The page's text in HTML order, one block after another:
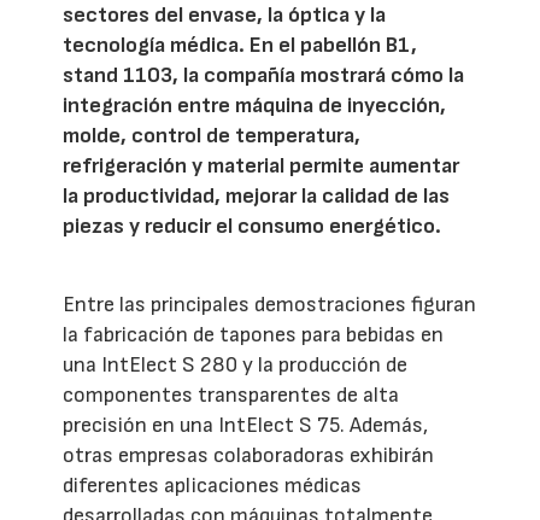
sectores del envase, la óptica y la
tecnología médica. En el pabellón B1,
stand 1103, la compañía mostrará cómo la
integración entre máquina de inyección,
molde, control de temperatura,
refrigeración y material permite aumentar
la productividad, mejorar la calidad de las
piezas y reducir el consumo energético.
Entre las principales demostraciones figuran
la fabricación de tapones para bebidas en
una IntElect S 280 y la producción de
componentes transparentes de alta
precisión en una IntElect S 75. Además,
otras empresas colaboradoras exhibirán
diferentes aplicaciones médicas